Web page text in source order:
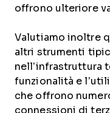
offrono ulteriore
Valutiamo inoltre
altri strumenti
nell’infrastruttura
funzionalità e
che offrono
connessioni di